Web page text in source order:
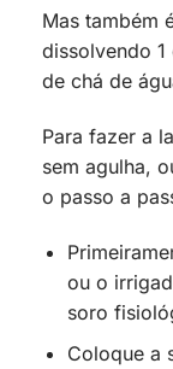
Mas também
dissolvendo 1
de chá de
Para fazer a
sem agulha,
o passo a
ou o
soro
Coloque a